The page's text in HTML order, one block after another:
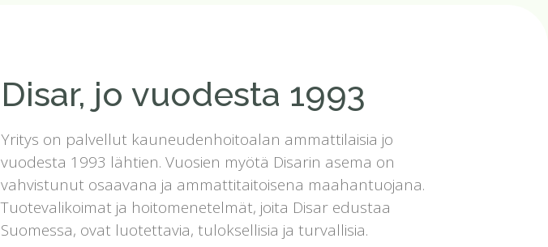
Disar, jo vuodesta 1993
Yritys on palvellut kauneudenhoitoalan ammattilaisia jo
vuodesta 1993 lähtien. Vuosien myötä Disarin asema on
vahvistunut osaavana ja ammattitaitoisena maahantuojana.
Tuotevalikoimat ja hoitomenetelmät, joita Disar edustaa
Suomessa, ovat luotettavia, tuloksellisia ja turvallisia.